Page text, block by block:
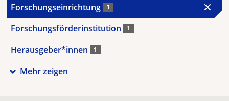
Forschungseinrichtung 1
Forschungsförderinstitution 1
Herausgeber*innen 1
Mehr zeigen